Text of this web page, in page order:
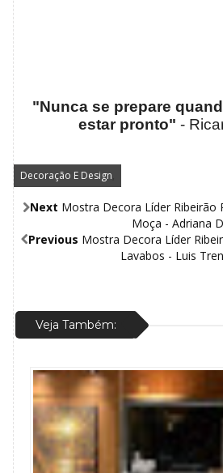
Decoração E Design
"Nunca se prepare
estar pronto" -
Next Mostra Decora Líder Ribeirão
Moça - Adriana
Previous Mostra Decora Líder
Lavabos - Luis
Veja Também: